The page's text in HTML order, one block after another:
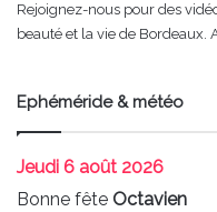
Rejoignez-nous pour des
beauté et la vie de Bordeaux.
Ephéméride & météo
Jeudi 6 août 2026
Bonne fête Octavien